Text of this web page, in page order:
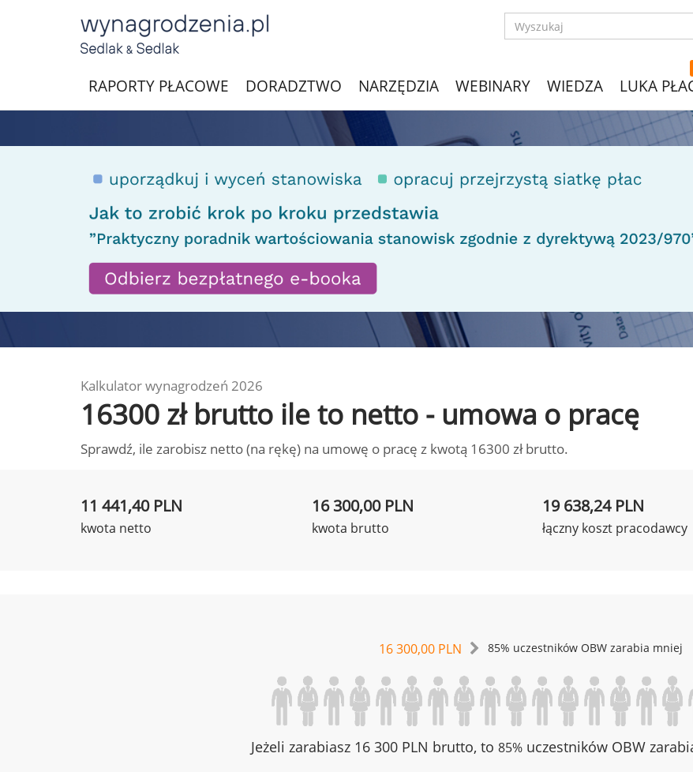
RAPORTY PŁACOWE DORADZTWO NARZĘDZIA WEBINARY WIEDZA LUKA
Kalkulator wynagrodzeń 2026
16300 zł brutto ile to netto - umowa o pracę
Sprawdź, ile zarobisz netto (na rękę) na umowę o pracę z kwotą 16300 zł brutto.
11 441,40 PLN
kwota netto
16 300,00 PLN
kwota brutto
19 638,24 PLN
łączny koszt pracodawcy
16 300,00 PLN 85% uczestników OBW zarabia mniej
Jeżeli zarabiasz 16 300 PLN brutto, to 85% uczestników OBW